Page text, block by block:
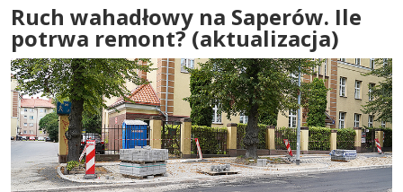
Ruch wahadłowy na Saperów. Ile
potrwa remont? (aktualizacja)